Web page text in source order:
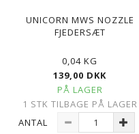
UNICORN MWS NOZZLE
FJEDERSÆT
0,04 KG
139,00 DKK
PÅ LAGER
1 STK TILBAGE PÅ LAGER
ANTAL